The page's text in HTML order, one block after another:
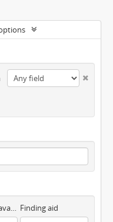
Digitaal object available Finding aid